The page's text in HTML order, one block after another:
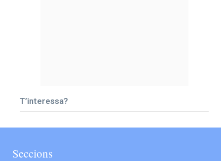
T’interessa?
Seccions